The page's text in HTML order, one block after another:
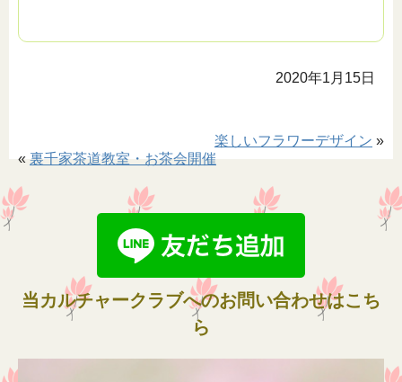
2020年1月15日
楽しいフラワーデザイン »
« 裏千家茶道教室・お茶会開催
当カルチャークラブへのお問い合わせはこち
ら